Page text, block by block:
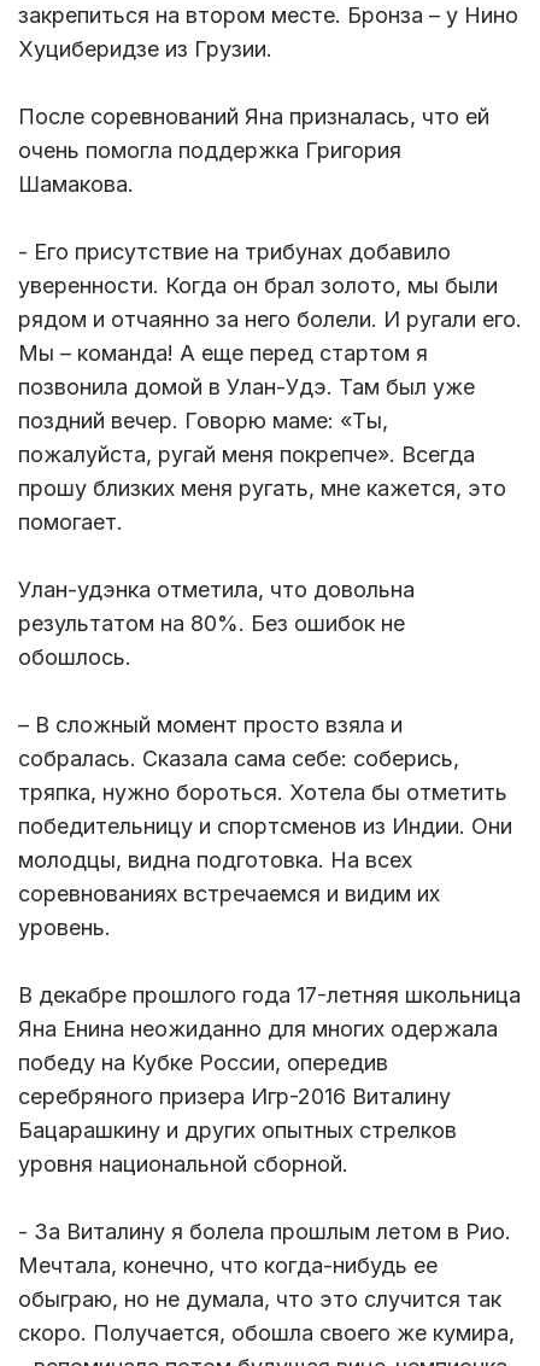
закрепиться на втором месте. Бронза – у Нино
Хуциберидзе из Грузии.
После соревнований Яна призналась, что ей
очень помогла поддержка Григория
Шамакова.
- Его присутствие на трибунах добавило
уверенности. Когда он брал золото, мы были
рядом и отчаянно за него болели. И ругали его.
Мы – команда! А еще перед стартом я
позвонила домой в Улан-Удэ. Там был уже
поздний вечер. Говорю маме: «Ты,
пожалуйста, ругай меня покрепче». Всегда
прошу близких меня ругать, мне кажется, это
помогает.
Улан-удэнка отметила, что довольна
результатом на 80%. Без ошибок не
обошлось.
– В сложный момент просто взяла и
собралась. Сказала сама себе: соберись,
тряпка, нужно бороться. Хотела бы отметить
победительницу и спортсменов из Индии. Они
молодцы, видна подготовка. На всех
соревнованиях встречаемся и видим их
уровень.
В декабре прошлого года 17-летняя школьница
Яна Енина неожиданно для многих одержала
победу на Кубке России, опередив
серебряного призера Игр-2016 Виталину
Бацарашкину и других опытных стрелков
уровня национальной сборной.
- За Виталину я болела прошлым летом в Рио.
Мечтала, конечно, что когда-нибудь ее
обыграю, но не думала, что это случится так
скоро. Получается, обошла своего же кумира,